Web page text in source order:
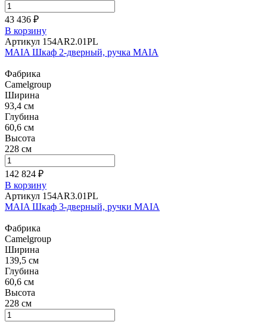
43 436 ₽
В корзину
Артикул 154AR2.01PL
MAIA Шкаф 2-дверный, ручка MAIA
Фабрика
Camelgroup
Ширина
93,4 см
Глубина
60,6 см
Высота
228 см
142 824 ₽
В корзину
Артикул 154AR3.01PL
MAIA Шкаф 3-дверный, ручки MAIA
Фабрика
Camelgroup
Ширина
139,5 см
Глубина
60,6 см
Высота
228 см